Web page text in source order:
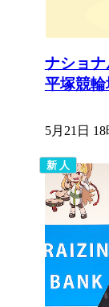
ナショ
平塚競輪
5月21日